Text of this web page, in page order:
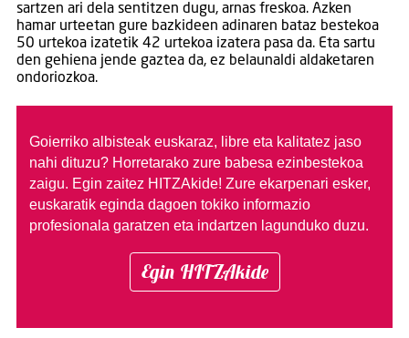
sartzen ari dela sentitzen dugu, arnas freskoa. Azken
hamar urteetan gure bazkideen adinaren bataz bestekoa
50 urtekoa izatetik 42 urtekoa izatera pasa da. Eta sartu
den gehiena jende gaztea da, ez belaunaldi aldaketaren
ondoriozkoa.
Goierriko albisteak euskaraz, libre eta kalitatez jaso
nahi dituzu? Horretarako zure babesa ezinbestekoa
zaigu. Egin zaitez HITZAkide! Zure ekarpenari esker,
euskaratik eginda dagoen tokiko informazio
profesionala garatzen eta indartzen lagunduko duzu.
Egin HITZAkide